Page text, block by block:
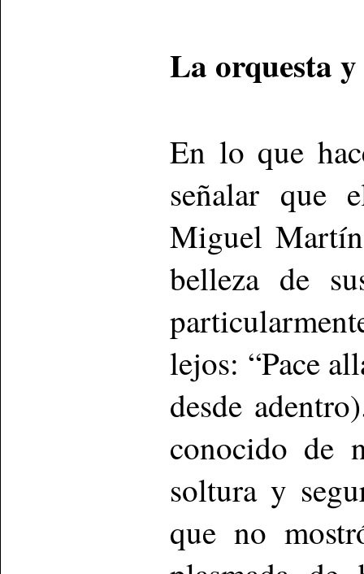
La orquesta
En lo que
señalar que
Miguel
belleza de
lejos: “Pace
desde
conocido de
soltura y
que no